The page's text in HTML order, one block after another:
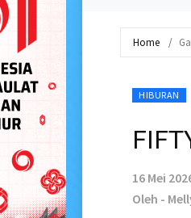
Home
HIBURAN
16 Mei
Oleh -